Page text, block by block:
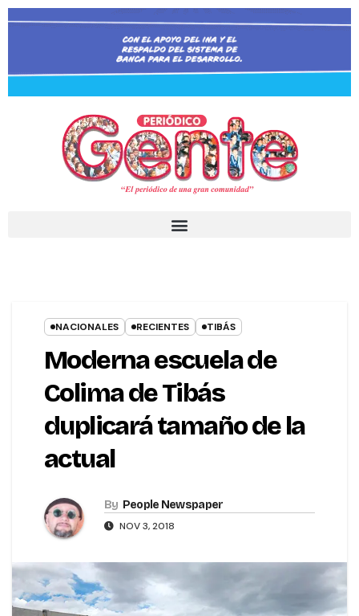
NACIONALES RECIENTES TIBÁS
Moderna escuela de
Colima de Tibás
duplicará tamaño de la
actual
By People Newspaper
NOV 3, 2018